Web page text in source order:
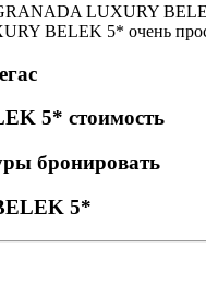
LUXURY
BELEK 5* очень
5* стоимость
бронировать
5*